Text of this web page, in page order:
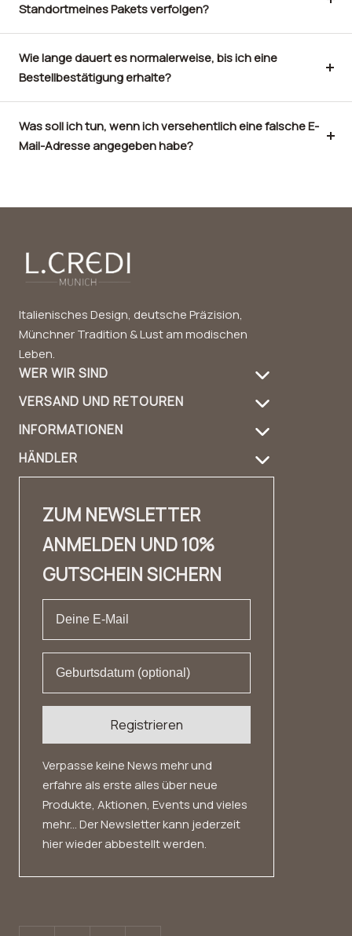
Standortmeines Pakets verfolgen?
Wie lange dauert es normalerweise, bis ich eine
Bestellbestätigung erhalte?
Was soll ich tun, wenn ich versehentlich eine falsche E-
Mail-Adresse angegeben habe?
Italienisches Design, deutsche Präzision,
Münchner Tradition & Lust am modischen
Leben.
WER WIR SIND
Über uns
Produktpflege
Handbag Guide
Lookbook
Erfahrungsberichte
VERSAND UND RETOUREN
Versandinformation
Retouren
INFORMATIONEN
FAQ
✨ Karriere ✨
Impressum
Datenschutz
HÄNDLER
Händler Kontakt
Fashion Cloud
Private Label
ZUM NEWSLETTER
ANMELDEN UND 10%
GUTSCHEIN SICHERN
Registrieren
Verpasse keine News mehr und
erfahre als erste alles über neue
Produkte, Aktionen, Events und vieles
mehr... Der Newsletter kann jederzeit
hier wieder abbestellt werden.